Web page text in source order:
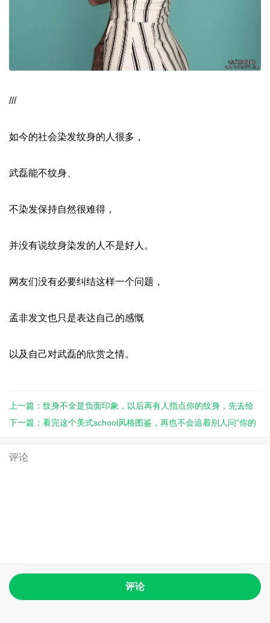
///
如今的社会染发纹身的人很多，
武磊能不纹身、
不染发保持自然很难得，
并没有说纹身染发的人不是好人。
网友们没有必要纠结这样一个问题，
孟非发文也只是表达自己的感慨
以及自己对武磊的欣赏之情。
上一篇：纹身不全是负面印象，以后再有人指点你的纹身，先去给
丫上一课！ ... ... ...
下一篇：看完这个美式school风格图鉴，再也不会追着别人问“你的
评论